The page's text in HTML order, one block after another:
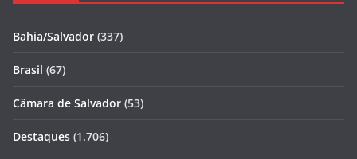
Bahia/Salvador (337)
Brasil (67)
Câmara de Salvador (53)
Destaques (1.706)